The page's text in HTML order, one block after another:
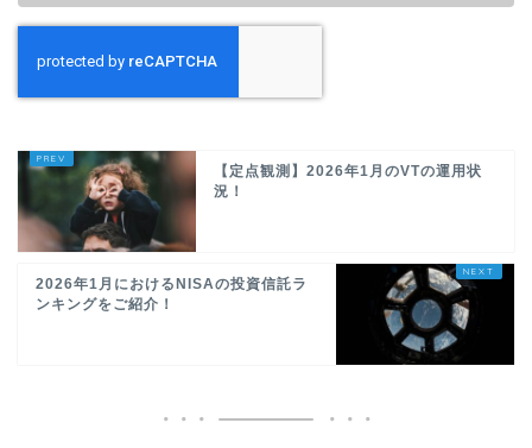
【定点観測】2026年1月のVTの運用状
況！
2026年1月におけるNISAの投資信託ラ
ンキングをご紹介！